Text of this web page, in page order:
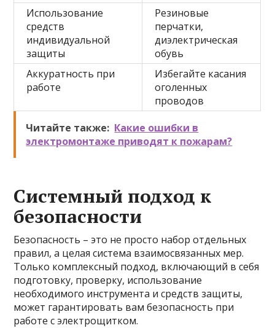
Использование
средств
индивидуальной
защиты
Резиновые
перчатки,
диэлектрическая
обувь
Аккуратность при
работе
Избегайте касания
оголенных
проводов
Читайте также: Какие ошибки в
электромонтаже приводят к пожарам?
Системный подход к
безопасности
Безопасность – это не просто набор отдельных
правил, а целая система взаимосвязанных мер.
Только комплексный подход, включающий в себя
подготовку, проверку, использование
необходимого инструмента и средств защиты,
может гарантировать вам безопасность при
работе с электрощитком.